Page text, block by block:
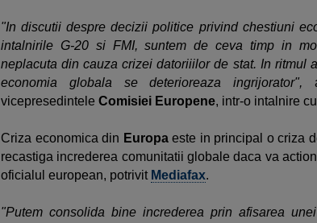
"In discutii despre decizii politice privind chestiuni
intalnirile G-20 si FMI, suntem de ceva timp in
neplacuta din cauza crizei datoriiilor de stat. In ritmul
economia globala se deterioreaza ingrijorator",
vicepresedintele Comisiei Europene, intr-o intalnire
Criza economica din Europaeste in principal o criza
recastiga increderea comunitatii globale daca va
oficialul european, potrivit Mediafax.
"Putem consolida bine increderea prin afisarea